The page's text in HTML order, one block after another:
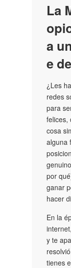
La
a
e
¿Les
redes
para
felices,
cosa
alguna
por
ganar
hacer
En la
y te
tienes